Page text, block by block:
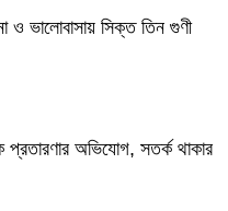
ও ভালোবাসায় সিক্ত তিন গুণী
প্রতারণার অভিযোগ, সতর্ক থাকার